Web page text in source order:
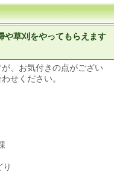
や草刈をやってもらえます
、お気付きの点がござい
せください。